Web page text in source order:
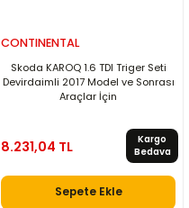
CONTINENTAL
Skoda KAROQ 1.6 TDI Triger Seti
Devirdaimli 2017 Model ve Sonrası
Araçlar İçin
8.231,04 TL
Kargo
Bedava
Sepete Ekle